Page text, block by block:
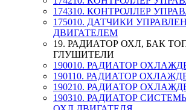
174310. КОНТРОЛЛЕР
175010. ДАТЧИКИ
ДВИГАТЕЛЕМ
19. РАДИАТОР ОХЛ, БАК
ГЛУШИТЕЛИ
190010. РАДИАТОР
190110. РАДИАТОР
190210. РАДИАТОР
190310. РАДИАТОР